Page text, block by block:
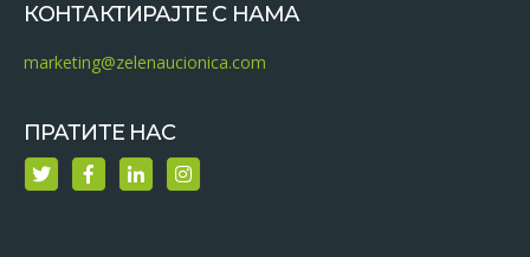
КОНТАКТИРАЈТЕ С НАМА
marketing@zelenaucionica.com
ПРАТИТЕ НАС